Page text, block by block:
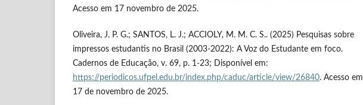
Acesso em 17 novembro de 2025.
Oliveira, J. P. G.; SANTOS, L. J.; ACCIOLY, M. M. C. S.. (2025) Pesquisas sobre
impressos estudantis no Brasil (2003-2022): A Voz do Estudante em foco.
Cadernos de Educação, v. 69, p. 1-23; Disponível em:
https://periodicos.ufpel.edu.br/index.php/caduc/article/view/26840. Acesso em
17 de novembro de 2025.